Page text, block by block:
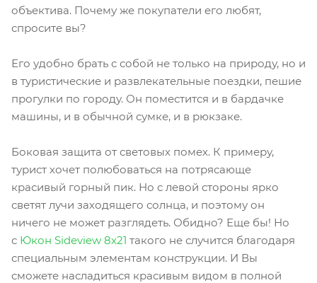
объектива. Почему же покупатели его любят,
спросите вы?
Его удобно брать с собой не только на природу, но и
в туристические и развлекательные поездки, пешие
прогулки по городу. Он поместится и в бардачке
машины, и в обычной сумке, и в рюкзаке.
Боковая защита от световых помех. К примеру,
турист хочет полюбоваться на потрясающе
красивый горный пик. Но с левой стороны ярко
светят лучи заходящего солнца, и поэтому он
ничего не может разглядеть. Обидно? Еще бы! Но
с Юкон Sideview 8х21 такого не случится благодаря
специальным элементам конструкции. И Вы
сможете насладиться красивым видом в полной